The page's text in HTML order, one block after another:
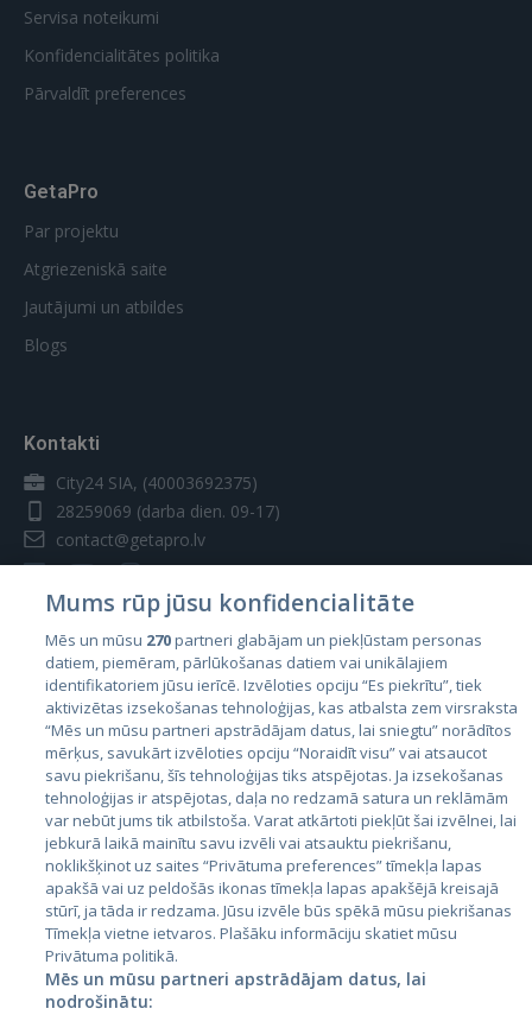
Servisa noteikumi
Konfidencialitātes politika
Pārvaldīt preferences
GetaPro
Par projektu
Atgriezeniskā saite
Jautājumi un atbildes
Blogs
Kontakti
City24 SIA, (40003692375)
28259069 (darba dien. 09-17)
contact@getapro.lv
Valstis
Igaunija
Latvija
Lietuva
Mums rūp jūsu konfidencialitāte
Mēs un mūsu 270partneri glabājam un piekļūstam personas
datiem, piemēram, pārlūkošanas datiem vai unikālajiem
identifikatoriem jūsu ierīcē. Izvēloties opciju “Es piekrītu”, tiek
aktivizētas izsekošanas tehnoloģijas, kas atbalsta zem virsraksta
“Mēs un mūsu partneri apstrādājam datus, lai sniegtu” norādītos
mērķus, savukārt izvēloties opciju “Noraidīt visu” vai atsaucot
savu piekrišanu, šīs tehnoloģijas tiks atspējotas. Ja izsekošanas
tehnoloģijas ir atspējotas, daļa no redzamā satura un reklāmām
var nebūt jums tik atbilstoša. Varat atkārtoti piekļūt šai izvēlnei, lai
jebkurā laikā mainītu savu izvēli vai atsauktu piekrišanu,
noklikšķinot uz saites “Privātuma preferences” tīmekļa lapas
apakšā vai uz peldošās ikonas tīmekļa lapas apakšējā kreisajā
stūrī, ja tāda ir redzama. Jūsu izvēle būs spēkā mūsu piekrišanas
Tīmekļa vietne ietvaros. Plašāku informāciju skatiet mūsu
Privātuma politikā.
Mēs un mūsu partneri apstrādājam datus, lai
nodrošinātu: